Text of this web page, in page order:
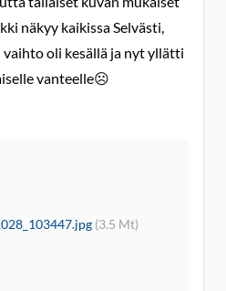
näkyy kaikissa Selvästi,
oli kesällä ja nyt yllätti
vanteelle☹️
(3.5 Mt)